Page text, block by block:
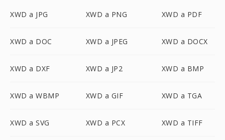
XWD a JPG XWD a PNG XWD a PDF
XWD a DOC XWD a JPEG XWD a DOCX
XWD a DXF XWD a JP2 XWD a BMP
XWD a WBMP XWD a GIF XWD a TGA
XWD a SVG XWD a PCX XWD a TIFF